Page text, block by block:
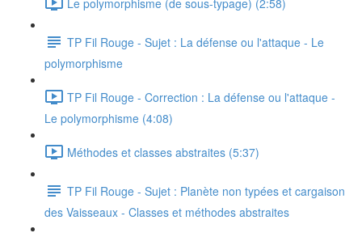
TP Fil Rouge - Sujet : La défense ou l'attaque - Le
polymorphisme
TP Fil Rouge - Correction : La défense ou l'attaque -
Le polymorphisme (4:08)
Méthodes et classes abstraites (5:37)
TP Fil Rouge - Sujet : Planète non typées et cargaison
des Vaisseaux - Classes et méthodes abstraites